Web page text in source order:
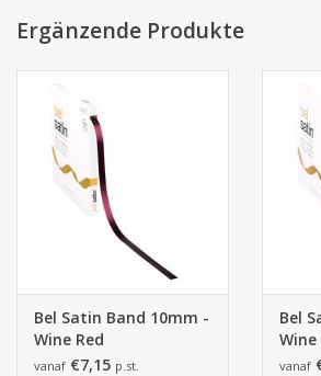
von der tatsächlichen Farbe abweichen.
Ergänzende Produkte
Bel Satin Band 10mm -
Wine Red
vanaf €7,15 p.st.
Bel
Wine
vanaf